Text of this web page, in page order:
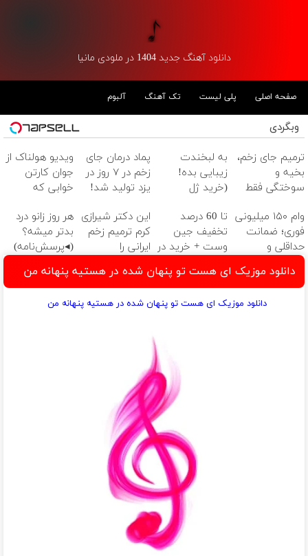
دانلود آهنگ جدید 1404 در ملودی مانیا
صفحه اصلی پلی لیست تک آهنگ آلبوم
وبگردی
ترمیم جای زخم،
بخیه و
سوختگی فقط
به لبخندت
زیبایی بده!
(خرید ژل
دندان
با40%تخفیف)
پماد درمان جای
زخم در ۷ روز در
یزد تولید شد!
ویدیو هولناک از
جوان کارتن
خوابی که
آموزش رایگان
وام ۱۵۰ میلیونی
فوری؛ ضمانت
حداقلی و
بازپرداخت
دوساله
تا 60 درصد
تخفیف جین
وست + خرید در
این دکتر شیرازی
کرم ترمیم زخم
ایرانی را
هر روز زانو درد
بدتر میشه؟
(◂پرسش‌نامه)
دانلود موزیک ای هست تو پنهان شده در هستیه پنهانه من
دانلود موزیک ای هست تو پنهان شده در هستیه پنهانه من